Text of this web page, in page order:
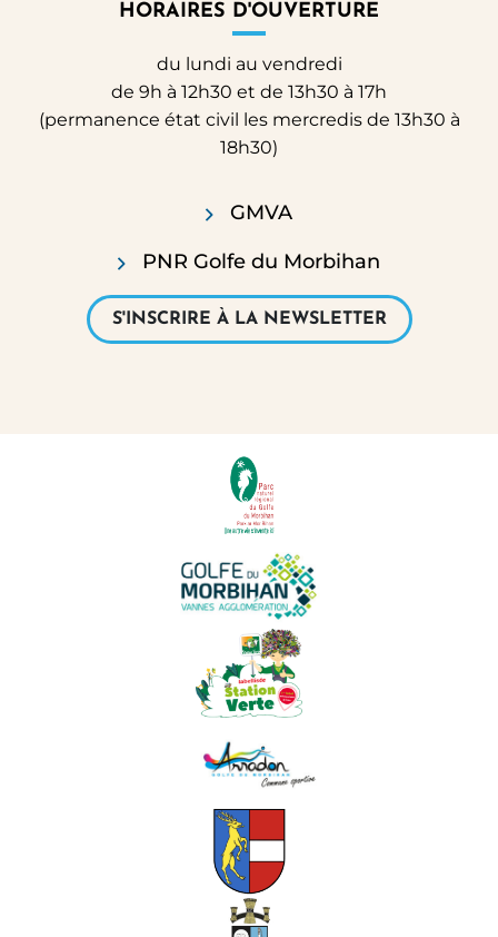
HORAIRES D'OUVERTURE
du lundi au vendredi
de 9h à 12h30 et de 13h30 à 17h
(permanence état civil les mercredis de 13h30 à
18h30)
GMVA
PNR Golfe du Morbihan
S'INSCRIRE À LA NEWSLETTER
PARTENAIRES